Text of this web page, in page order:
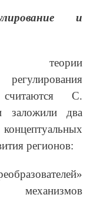
и
теории
считаются С.
два
регионов:
механизмов